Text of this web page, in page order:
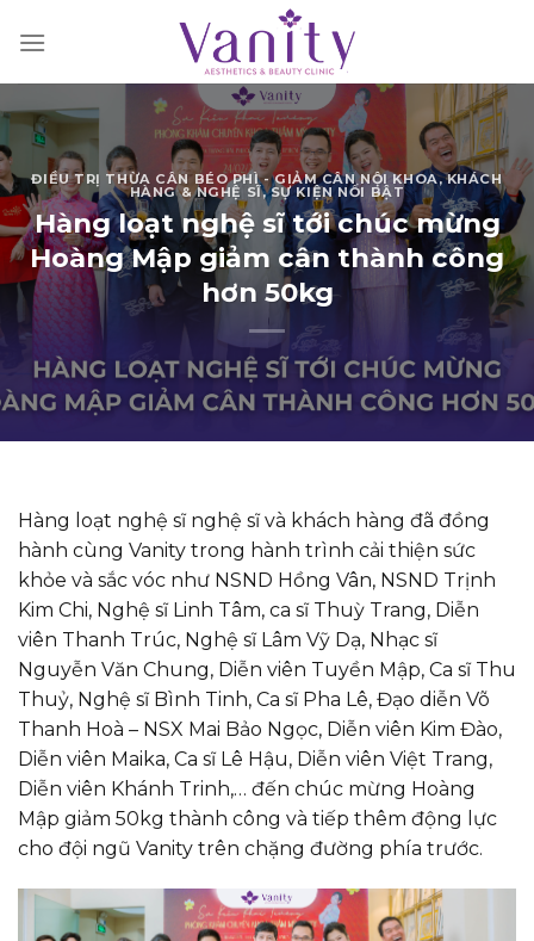
đến
ĐIỀU TRỊ THỪA CÂN BÉO PHÌ - GIẢM CÂN NỘI KHOA,KHÁCH
HÀNG & NGHỆ SĨ,SỰ KIỆN NỔI BẬT
Hàng loạt nghệ sĩ tới chúc mừng
Hoàng Mập giảm cân thành công
hơn 50kg
Hàng loạt nghệ sĩ nghệ sĩ và khách hàng đã đồng
hành cùng Vanity trong hành trình cải thiện sức
khỏe và sắc vóc như NSND Hồng Vân, NSND Trịnh
Kim Chi, Nghệ sĩ Linh Tâm, ca sĩ Thuỳ Trang, Diễn
viên Thanh Trúc, Nghệ sĩ Lâm Vỹ Dạ, Nhạc sĩ
Nguyễn Văn Chung, Diễn viên Tuyền Mập, Ca sĩ Thu
Thuỷ, Nghệ sĩ Bình Tinh, Ca sĩ Pha Lê, Đạo diễn Võ
Thanh Hoà – NSX Mai Bảo Ngọc, Diễn viên Kim Đào,
Diễn viên Maika, Ca sĩ Lê Hậu, Diễn viên Việt Trang,
Diễn viên Khánh Trinh,… đến chúc mừng Hoàng
Mập giảm 50kg thành công và tiếp thêm động lực
cho đội ngũ Vanity trên chặng đường phía trước.